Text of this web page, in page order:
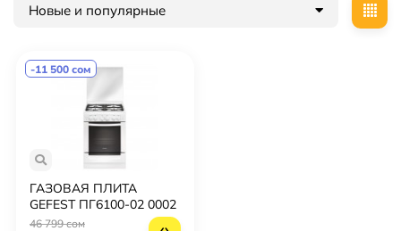
Новые и популярные
-11 500 сом
ГАЗОВАЯ ПЛИТА
GEFEST ПГ6100-02 0002
46 799 сом